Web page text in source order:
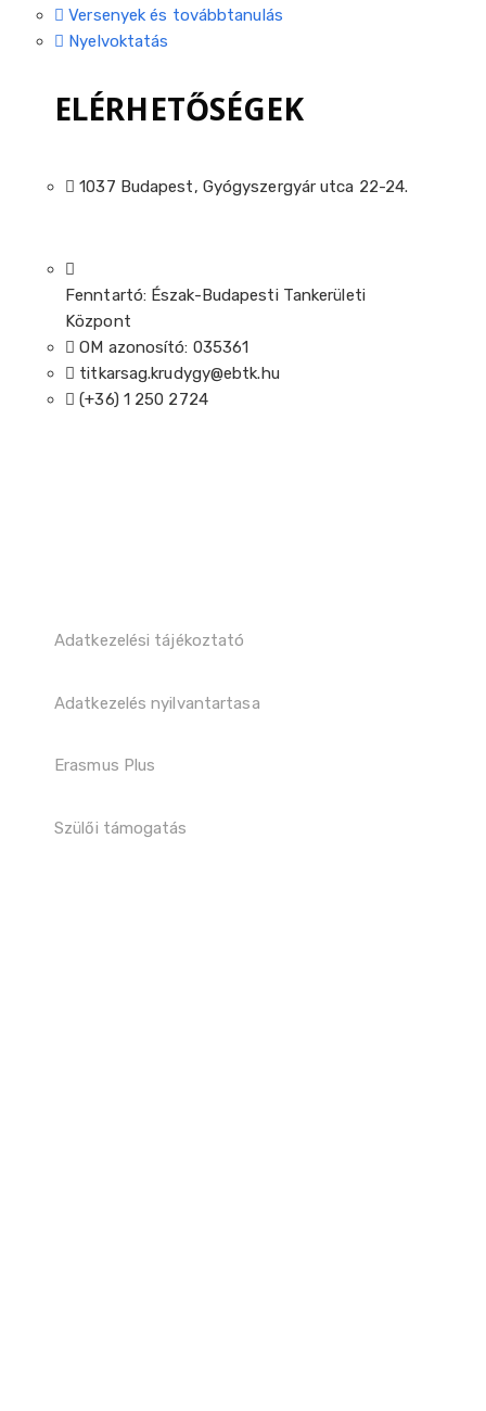
Versenyek és továbbtanulás
Nyelvoktatás
ELÉRHETŐSÉGEK
1037 Budapest, Gyógyszergyár utca 22-24.
Fenntartó: Észak-Budapesti Tankerületi
Központ
OM azonosító: 035361
titkarsag.krudygy@ebtk.hu
(+36) 1 250 2724​
Adatkezelési tájékoztató
Adatkezelés nyilvantartasa
Erasmus Plus
Szülői támogatás